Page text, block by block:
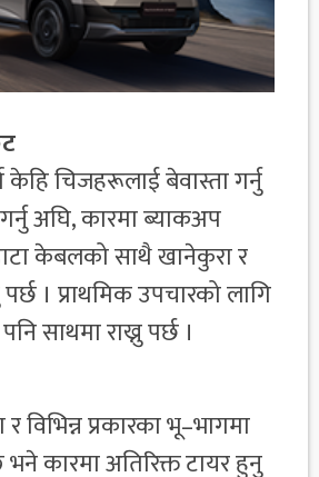
केहि चिजहरूलाई बेवास्ता गर्नु
अघि, कारमा ब्याकअप
केबलको साथै खानेकुरा र
। प्राथमिक उपचारको लागि
साथमा राख्नु पर्छ ।
र विभिन्न प्रकारका भू–भागमा
भने कारमा अतिरिक्त टायर हुनु